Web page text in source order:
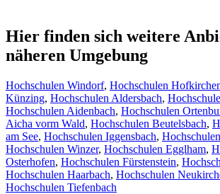
Hier finden sich weitere
näheren Umgebung
Hochschulen Windorf, Hochschulen
Künzing, Hochschulen Aldersbach,
Hochschulen Aidenbach, Hochschulen
Aicha vorm Wald, Hochschulen Beutelsbach,
am See, Hochschulen Iggensbach,
Hochschulen Winzer, Hochschulen Egglham,
Osterhofen, Hochschulen Fürstenstein,
Hochschulen Haarbach, Hochschulen
Hochschulen Tiefenbach